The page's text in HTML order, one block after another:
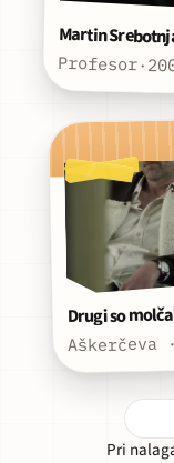
Martin
Profesor·
Drugi so
Aškerčeva
Pri